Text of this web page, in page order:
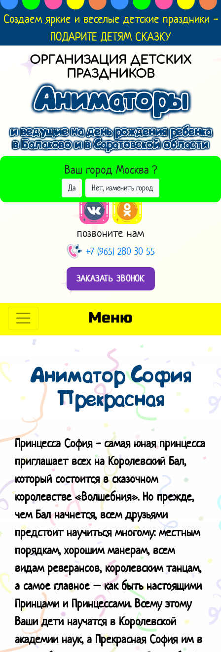
Создаем яркие и веселые детские праздники -
ПОДАРИТЕ ДЕТЯМ СКАЗКУ
ОРГАНИЗАЦИЯ ДЕТСКИХ
ПРАЗДНИКОВ
Аниматоры
и ведущие на день рождения ребенка
в Балаково и в Саратовской области
Ваш город Москва ?
Да Нет, изменить город
ВЫБРАТЬ ДРУГОЙ ГОРОД
позвоните нам
+7 (965) 280 30 55
ЗАКАЗАТЬ ЗВОНОК
Меню
Аниматор София
Прекрасная
Принцесса София - самая юная принцесса
приглашает всех на Королевский Бал,
который состоится в сказочном
королевстве «Волшебния». Но прежде,
чем Бал начнется, всем друзьями
предстоит научиться многому: местным
порядкам, хорошим манерам, всем
видам реверансов, королевским танцам,
а самое главное – как быть настоящими
Принцами и Принцессами. Всему этому
Ваши дети научатся в Королевской
академии наук, а Прекрасная София им в